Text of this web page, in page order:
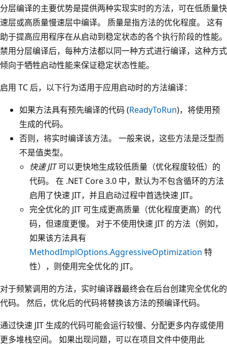
分层编译的主要优势是提供两种实现实时的方法，可在低质量快
速层或高质量慢速层中编译。 质量是指方法的优化程度。 这有
助于提高应用程序在从启动到稳定状态的各个执行阶段的性能。
禁用分层编译后，每种方法都以同一种方式进行编译，这种方式
倾向于牺牲启动性能来保证稳定状态性能。
启用 TC 后，以下行为适用于应用启动时的方法编译：
如果方法具有预先编译的代码 (ReadyToRun)，将使用预
生成的代码。
否则，将实时编译该方法。 一般来说，这些方法是泛型而
不是值类型。
快速 JIT可以更快地生成较低质量（优化程度较低）的
代码。 在 .NET Core 3.0 中，默认为不包含循环的方法
启用了快速 JIT，并且启动过程中首选快速 JIT。
完全优化的 JIT 可生成更高质量（优化程度更高）的代
码，但速度更慢。 对于不使用快速 JIT 的方法（例如，
如果该方法具有
MethodImplOptions.AggressiveOptimization 特
性），则使用完全优化的 JIT。
对于频繁调用的方法，实时编译器最终会在后台创建完全优化的
代码。 然后，优化后的代码将替换该方法的预编译代码。
通过快速 JIT 生成的代码可能会运行较慢、分配更多内存或使用
更多堆栈空间。 如果出现问题，可以在项目文件中使用此